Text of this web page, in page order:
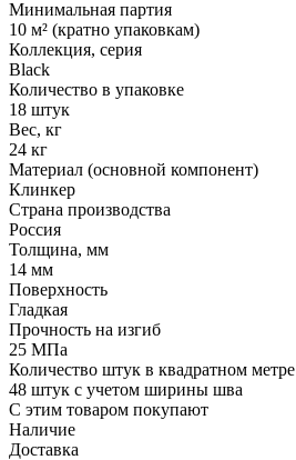
Минимальная партия
10 м² (кратно упаковкам)
Коллекция, серия
Black
Количество в упаковке
18 штук
Вес, кг
24 кг
Материал (основной компонент)
Клинкер
Страна производства
Россия
Толщина, мм
14 мм
Поверхность
Гладкая
Прочность на изгиб
25 МПа
Количество штук в квадратном метре
48 штук с учетом ширины шва
С этим товаром покупают
Наличие
Доставка